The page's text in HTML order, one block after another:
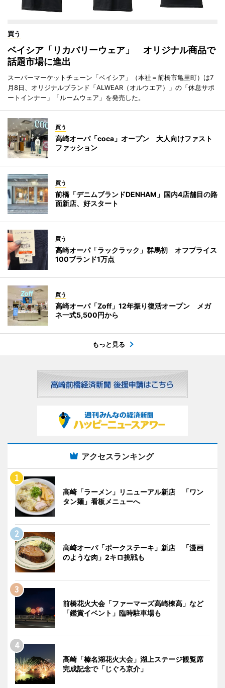
買う
ベイシア「リカバリーウェア」 オリジナル商品で
話題市場に進出
スーパーマーケットチェーン「ベイシア」（本社＝前橋市亀里町）は7
月8日、オリジナルブランド「ALWEAR（オルウエア）」の「休息サポ
ートインナー」「ルームウェア」を発売した。
買う
高崎オーパ「coca」オープン 大人向けファスト
ファッション
買う
前橋「デニムブランドDENHAM」国内4店舗目の路
面新店、好スタート
買う
高崎オーパ「ラックラック」群馬初 オフプライス
100ブランド1万点
買う
高崎オーパ「Zoff」12年振り復活オープン メガ
ネ一式5,500円から
もっと見る
アクセスランキング
高崎「ラーメン」リニューアル新店 「ワン
タン麺」看板メニューへ
高崎オーパ「ポークステーキ」新店 「漫画
のような肉」2キロ挑戦も
前橋花火大会「ファーマーズ高崎棟高」など
「鑑賞イベント」臨時駐車場も
高崎「榛名湖花火大会」湖上ステージ観覧席
完成記念で「じぐろ京介」